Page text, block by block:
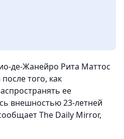
де-Жанейро Рита Маттос
того, как
ее
внешностью 23-летней
The Daily Mirror,